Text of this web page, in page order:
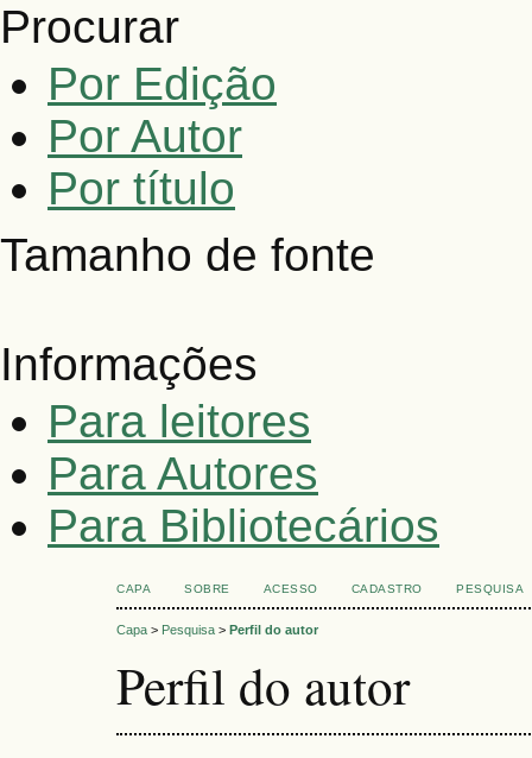
Procurar
Por Edição
Por Autor
Por título
Tamanho de fonte
Informações
Para leitores
Para Autores
Para Bibliotecários
CAPA SOBRE ACESSO CADASTRO PESQUISA
Capa > Pesquisa > Perfil do autor
Perfil do autor